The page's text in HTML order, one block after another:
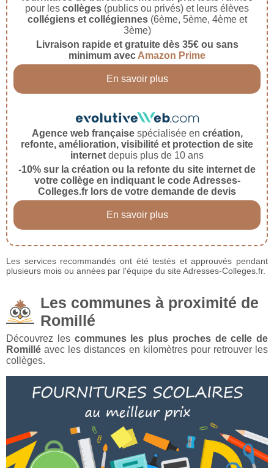
pour les collèges (publics ou privés) et leurs élèves
collégiens et collégiennes(6ème, 5ème, 4ème et
3ème)
Livraison rapide et gratuite dès 35€ ou sans
minimum avec Amazon Prime
En savoir plus
Agence web françaisespécialisée en création,
refonte, amélioration, visibilité et protection de site
internet depuis plus de 10 ans
-10% sur la création ou la refonte du site internet de
votre collège en indiquant le code Adresses-
Colleges.fr lors de votre demande de devis
En savoir plus
Les services recommandés ont été testés et approuvés pendant
plusieurs mois ou années par l'équipe du site Adresses-Colleges.fr.
Les communes à proximité de
Romillé
Découvrez les communes les plus proches de celle de
Romillé avec les distances en kilomètres pour retrouver les
collèges.